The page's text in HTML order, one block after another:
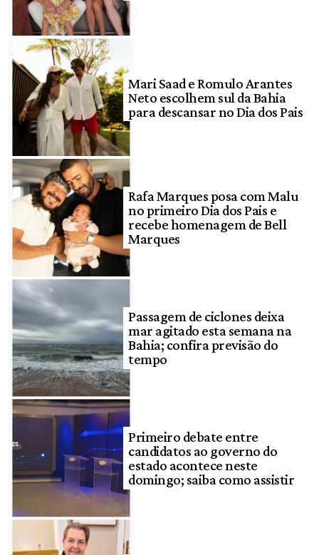
Mari Saad e Romulo Arantes
Neto escolhem sul da Bahia
para descansar no Dia dos Pais
Rafa Marques posa com Malu
no primeiro Dia dos Pais e
recebe homenagem de Bell
Marques
Passagem de ciclones deixa
mar agitado esta semana na
Bahia; confira previsão do
tempo
Primeiro debate entre
candidatos ao governo do
estado acontece neste
domingo; saiba como assistir